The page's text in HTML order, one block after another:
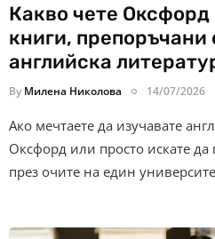
Какво чете Оксфорд
книги, препоръчани
английска
By Милена Николова 14/07/2026
Ако мечтаете да изучавате
Оксфорд или просто искате да
през очите на един